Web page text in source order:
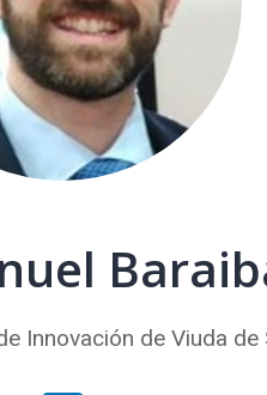
Innovación de Viuda de